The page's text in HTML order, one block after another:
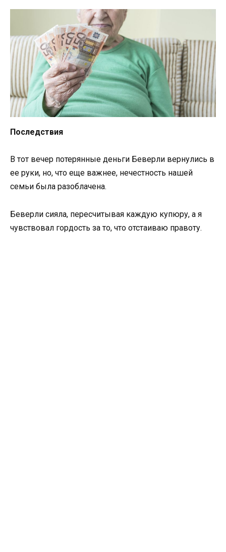
Последствия
В тот вечер потерянные деньги Беверли вернулись в
ее руки, но, что еще важнее, нечестность нашей
семьи была разоблачена.
Беверли сияла, пересчитывая каждую купюру, а я
чувствовал гордость за то, что отстаиваю правоту.